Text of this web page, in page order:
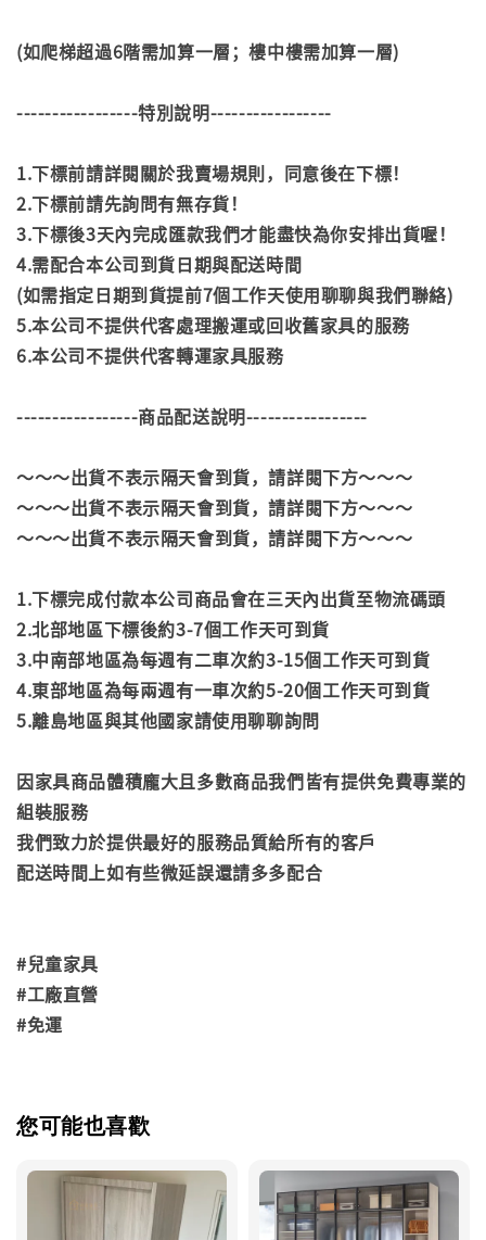
(如爬梯超過6階需加算一層；樓中樓需加算一層)
-----------------特別說明-----------------
1.下標前請詳閱關於我賣場規則，同意後在下標！
2.下標前請先詢問有無存貨！
3.下標後3天內完成匯款我們才能盡快為你安排出貨喔！
4.需配合本公司到貨日期與配送時間
(如需指定日期到貨提前7個工作天使用聊聊與我們聯絡)
5.本公司不提供代客處理搬運或回收舊家具的服務
6.本公司不提供代客轉運家具服務
-----------------商品配送說明-----------------
～～～出貨不表示隔天會到貨，請詳閱下方～～～
～～～出貨不表示隔天會到貨，請詳閱下方～～～
～～～出貨不表示隔天會到貨，請詳閱下方～～～
1.下標完成付款本公司商品會在三天內出貨至物流碼頭
2.北部地區下標後約3-7個工作天可到貨
3.中南部地區為每週有二車次約3-15個工作天可到貨
4.東部地區為每兩週有一車次約5-20個工作天可到貨
5.離島地區與其他國家請使用聊聊詢問
因家具商品體積龐大且多數商品我們皆有提供免費專業的
組裝服務
我們致力於提供最好的服務品質給所有的客戶
配送時間上如有些微延誤還請多多配合
#兒童家具
#工廠直營
#免運
您可能也喜歡